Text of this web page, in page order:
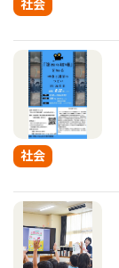
社会
社会